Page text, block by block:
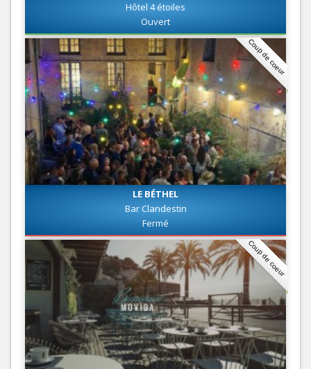
Hôtel 4 étoiles
Ouvert
Coup de coeur
LE BÉTHEL
Bar Clandestin
Fermé
Coup de coeur